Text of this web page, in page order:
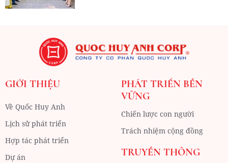
GIỚI THIỆU
Về Quốc Huy Anh
Lịch sử phát triển
Hợp tác phát triển
Dự án
PHÁT TRIỂN BỀN
VỮNG
Chiến lược con người
Trách nhiệm cộng đồng
TRUYỀN THÔNG